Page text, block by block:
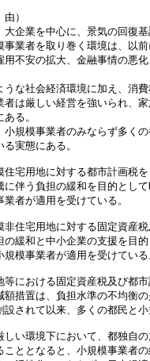
）
企業を中心に、景気の回復
事業者を取り巻く環境は、以
用不安の拡大、金融事情の悪
な社会経済環境に加え、消
者は厳しい経営を強いられ、
る。
規模事業者のみならず多く
る実態にある。
宅用地に対する都市計画税
に伴う負担の緩和を目的とし
業者が適用を受けている。
住宅用地に対する固定資産
の緩和と中小企業の支援を目
規模事業者が適用を受けている
における固定資産税及び都
額措置は、負担水準の不均衡
設されて以来、多くの都民と
い環境下において、都独自
こととなると、小規模事業者